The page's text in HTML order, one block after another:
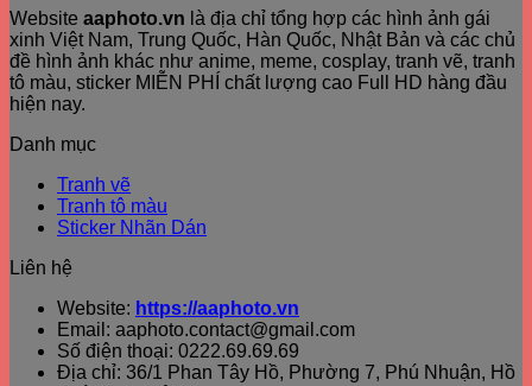
Website aaphoto.vn là địa chỉ tổng hợp các hình ảnh gái
xinh Việt Nam, Trung Quốc, Hàn Quốc, Nhật Bản và các chủ
đề hình ảnh khác như anime, meme, cosplay, tranh vẽ, tranh
tô màu, sticker MIỄN PHÍ chất lượng cao Full HD hàng đầu
hiện nay.
Danh mục
Tranh vẽ
Tranh tô màu
Sticker Nhãn Dán
Liên hệ
Website: https://aaphoto.vn
Email: aaphoto.contact@gmail.com
Số điện thoại: 0222.69.69.69
Địa chỉ: 36/1 Phan Tây Hồ, Phường 7, Phú Nhuận, Hồ